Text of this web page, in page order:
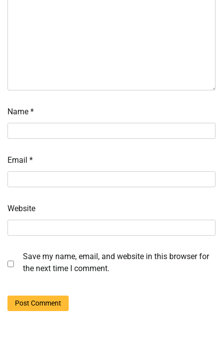
Name *
Email *
Website
Save my name, email, and website in this browser for
the next time I comment.